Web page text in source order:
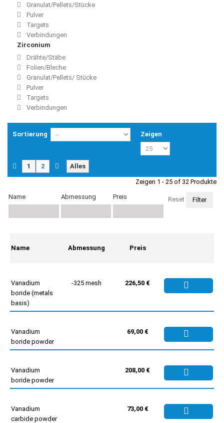
Granulat/Pellets/Stücke
Pulver
Targets
Verbindungen
Zirconium
Drähte/Stäbe
Folien/Bleche
Granulat/Pellets/ Stücke
Pulver
Targets
Verbindungen
Sortierung Zeigen
Alles
1 2
Zeigen 1 - 25 of 32 Produkte
Name
Abmessung Preis Reset
Name Abmessung Preis
Vanadium
boride (metals
basis)
-325 mesh 226,50 €
Vanadium
boride powder
69,00 €
Vanadium
boride powder
208,00 €
Vanadium
carbide powder
73,00 €